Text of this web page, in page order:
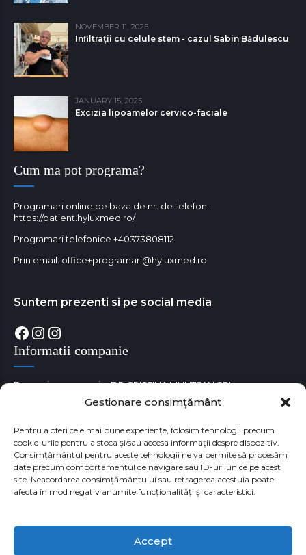
Gestionare consimțământ
Pentru a oferi cele mai bune experiențe, folosim tehnologii precum
cookie-urile pentru a stoca și/sau accesa informații despre dispozitiv.
Consimțământul pentru aceste tehnologii ne va permite să procesăm
date precum comportamentul de navigare sau ID-uri unice pe acest
site. Neacordarea consimțământului sau retragerea acestuia poate
afecta în mod negativ anumite funcționalități și caracteristici.
Accept
NOVEMBER 11, 2025
Infiltrații cu celule stem - cazul Sabin Bǎdulescu
JANUARY 15, 2025
Excizia lipoamelor cervico-faciale
Cum ma pot programa?
Programari online pe baza de nr. de telefon:
https://patient.hyluxmed.ro/
Programari telefonice +40373808112
Prin email: office+programari@hyluxmed.ro
Suntem prezenti si pe social media
Facebook
Instagram
Instagram
Informatii companie
Denumire companie: DR CRISTINA MUNTEAN SRL
Cod unic de identificare fiscala: RO38180529
Numar Registrul Comertului: J35/3650/05.09.2017